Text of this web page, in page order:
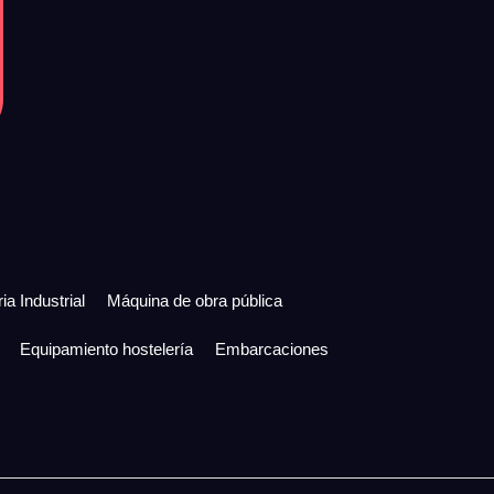
Industrial Máquina de obra pública
Equipamiento hostelería Embarcaciones